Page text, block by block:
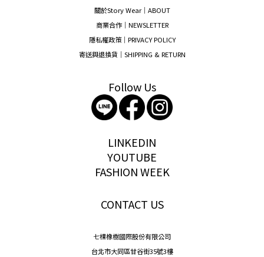
關於Story Wear｜ABOUT
商業合作｜NEWSLETTER
隱私權政策｜PRIVACY POLICY
寄送與退換貨｜SHIPPING & RETURN
Follow Us
LINKEDIN
YOUTUBE
FASHION WEEK
CONTACT US
七棵橡樹國際股份有限公司
台北市大同區甘谷街35號3樓